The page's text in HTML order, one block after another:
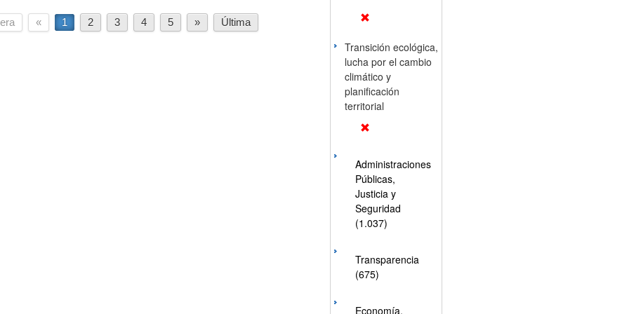
« 1 2 3 4 5 » Última
Transición ecológica,
lucha por el cambio
climático y
planificación
territorial
Administraciones
Públicas,
Justicia y
Seguridad
(1.037)
Transparencia
(675)
Economía,